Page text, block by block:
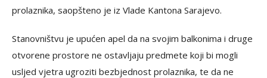
prolaznika, saopšteno je iz Vlade Kantona Sarajevo.
Stanovništvu je upućen apel da na svojim balkonima i druge
otvorene prostore ne ostavljaju predmete koji bi mogli
usljed vjetra ugroziti bezbjednost prolaznika, te da ne